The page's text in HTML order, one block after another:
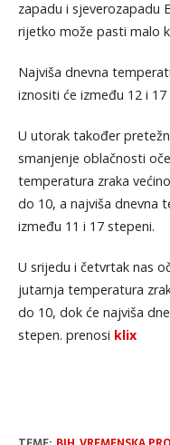
zapadu i sjeverozapadu
rijetko može pasti malo
Najviša dnevna
iznositi će između 12 i 17
U utorak također
smanjenje oblačnosti
temperatura zraka
do 10, a najviša dnevna
između 11 i 17 stepeni.
U srijedu i četvrtak nas
jutarnja temperatura
do 10, dok će najviša
stepen. prenosi klix